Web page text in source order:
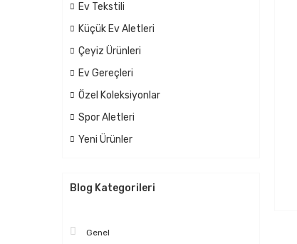
Ev Tekstili
Küçük Ev Aletleri
Çeyiz Ürünleri
Ev Gereçleri
Özel Koleksiyonlar
Spor Aletleri
Yeni Ürünler
Blog Kategorileri
Genel